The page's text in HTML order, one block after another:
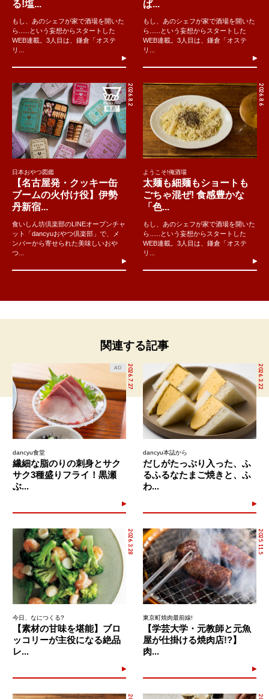
る!塩...
もし、あのシェフが家で酒場を開いた
ら......という妄想からスタートした
WEB連載。3人目は、鎌倉「オステ
リ...
ぱ...
もし、あのシェフが家で酒場を開いた
ら......という妄想からスタートした
WEB連載。3人目は、鎌倉「オステ
リ...
2026.8.2
日本おやつ図鑑
【名古屋発・クッキー缶
ブームの火付け役】伊勢
丹新宿...
食いしん坊倶楽部のLINEオープンチャ
ット「dancyuおやつ倶楽部」で、メ
ンバーから寄せられた美味しいおや
つ...
2026.8.6
ようこそ!俺酒場
太麺も細麺もショートも
ごちゃ混ぜ! 食感豊かな
「色...
もし、あのシェフが家で酒場を開いた
ら......という妄想からスタートした
WEB連載。3人目は、鎌倉「オステ
リ...
関連する記事
2026.7.27
AD
dancyu食堂
繊細な脂のりの刺身とサク
サク3種盛りフライ！黒瀬
ぶ...
2026.3.22
dancyu本誌から
だしがたっぷり入った、ふ
るふるなたまご焼きと、ふ
わ...
2026.3.28
今日、なにつくる?
【素材の甘味を堪能】ブロ
ッコリーが主役になる絶品
レ...
2025.11.5
東京町焼肉最前線!
【学芸大学・元教師と元魚
屋が仕掛ける焼肉店!?】
肉...